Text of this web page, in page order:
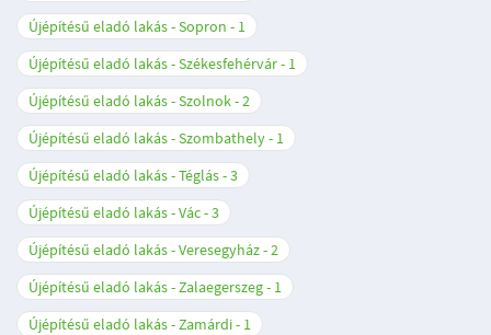
Újépítésű eladó lakás - Sopron
1
Újépítésű eladó lakás - Székesfehérvár
1
Újépítésű eladó lakás - Szolnok 2
Újépítésű eladó lakás - Szombathely
1
Újépítésű eladó lakás - Téglás 3
Újépítésű eladó lakás - Vác 3
Újépítésű eladó lakás - Veresegyház 2
Újépítésű eladó lakás - Zalaegerszeg
1
Újépítésű eladó lakás - Zamárdi
1